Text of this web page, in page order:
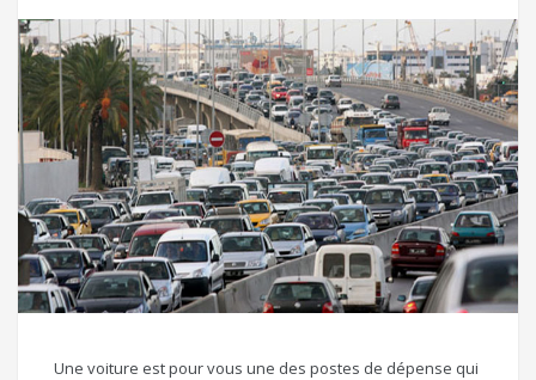
Une voiture est pour vous une des postes de dépense qui